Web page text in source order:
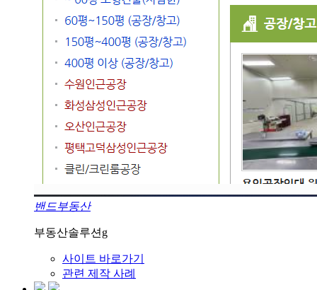
밴드부동산
부동산솔루션g
사이트 바로가기
관련 제작 사례